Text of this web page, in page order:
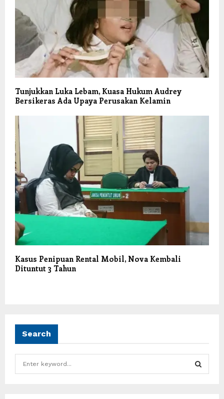
Tunjukkan Luka Lebam, Kuasa Hukum Audrey
Bersikeras Ada Upaya Perusakan Kelamin
Kasus Penipuan Rental Mobil, Nova Kembali
Dituntut 3 Tahun
Search